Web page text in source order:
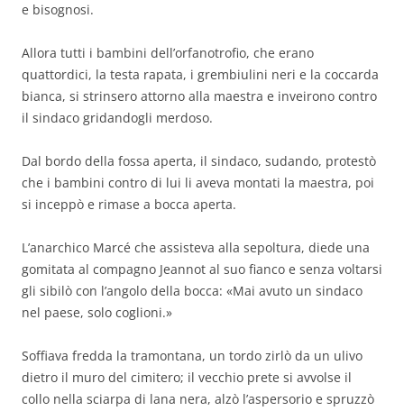
e bisognosi.
Allora tutti i bambini dell’orfanotrofio, che erano
quattordici, la testa rapata, i grembiulini neri e la coccarda
bianca, si strinsero attorno alla maestra e inveirono contro
il sindaco gridandogli merdoso.
Dal bordo della fossa aperta, il sindaco, sudando, protestò
che i bambini contro di lui li aveva montati la maestra, poi
si inceppò e rimase a bocca aperta.
L’anarchico Marcé che assisteva alla sepoltura, diede una
gomitata al compagno Jeannot al suo fianco e senza voltarsi
gli sibilò con l’angolo della bocca: «Mai avuto un sindaco
nel paese, solo coglioni.»
Soffiava fredda la tramontana, un tordo zirlò da un ulivo
dietro il muro del cimitero; il vecchio prete si avvolse il
collo nella sciarpa di lana nera, alzò l’aspersorio e spruzzò